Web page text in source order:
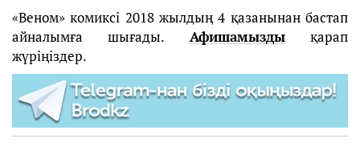
«Веном» комиксі 2018 жылдың 4 қазанынан бастап
айналымға шығады. Афишамыздықарап
жүріңіздер.